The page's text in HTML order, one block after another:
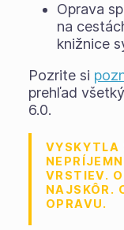
Oprava
na
knižnice
Pozrite si
prehľad
6.0.
VYSKYTLA
VRSTIEV.
NAJSKÔR.
OPRAVU.